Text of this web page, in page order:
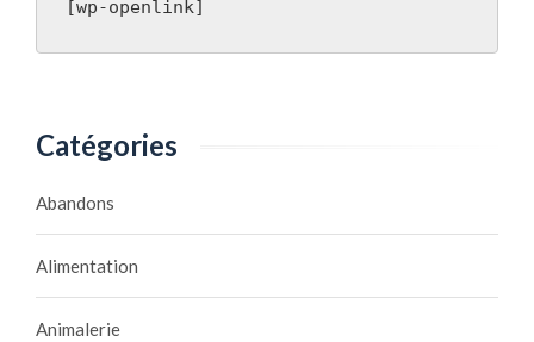
[wp-openlink]
Catégories
Abandons
Alimentation
Animalerie